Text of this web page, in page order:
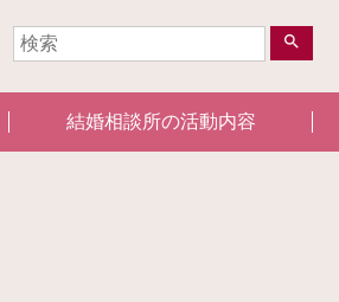
search
結婚相談所の活動内容